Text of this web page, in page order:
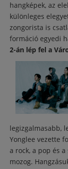
hangképek, az
különleges
zongorista is
formáció egyedi
2-án lép fel a
legizgalmasabb,
Yonglee vezette
a rock, a pop és
mozog.